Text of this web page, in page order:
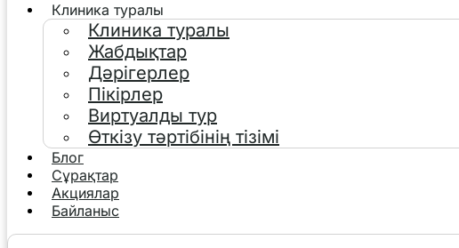
Клиника туралы
Клиника туралы
Жабдықтар
Дәрігерлер
Пікірлер
Виртуалды тур
Өткізу тәртібінің тізімі
Блог
Сұрақтар
Акциялар
Байланыс